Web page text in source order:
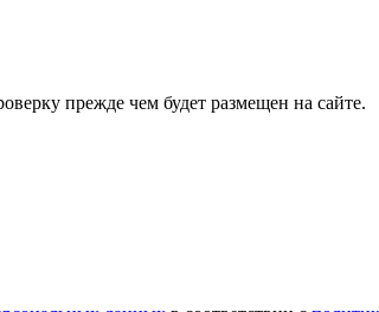
прежде чем будет размещен на сайте.